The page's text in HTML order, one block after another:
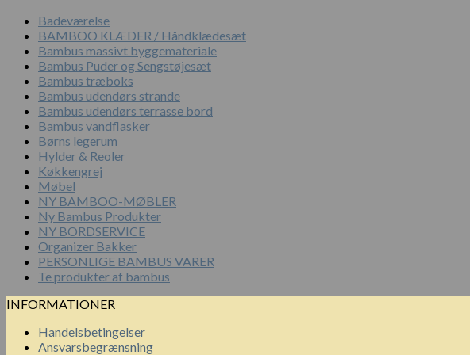
Badeværelse
BAMBOO KLÆDER / Håndklædesæt
Bambus massivt byggemateriale
Bambus Puder og Sengstøjesæt
Bambus træboks
Bambus udendørs strande
Bambus udendørs terrasse bord
Bambus vandflasker
Børns legerum
Hylder & Reoler
Køkkengrej
Møbel
NY BAMBOO-MØBLER
Ny Bambus Produkter
NY BORDSERVICE
Organizer Bakker
PERSONLIGE BAMBUS VARER
Te produkter af bambus
INFORMATIONER
Handelsbetingelser
Ansvarsbegrænsning